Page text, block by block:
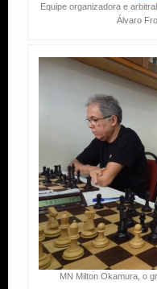
Equipe organizadora e
Álvaro
MN Milton Okamura, o